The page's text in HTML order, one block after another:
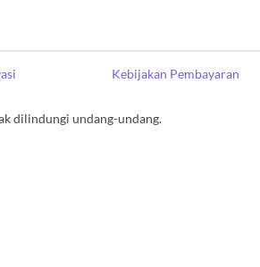
Kebijakan Pembayaran
dilindungi undang-undang.